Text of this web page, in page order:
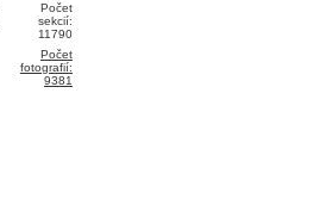
Počet
sekcií:
11790
Počet
fotografií:
9381